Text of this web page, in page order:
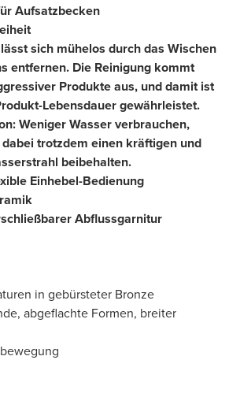
Aufsatzbecken
sich mühelos durch das Wischen
entfernen. Die Reinigung kommt
Produkte aus, und damit ist
Lebensdauer gewährleistet.
Weniger Wasser verbrauchen,
trotzdem einen kräftigen und
beibehalten.
Einhebel-Bedienung
Abflussgarnitur
in gebürsteter Bronze
abgeflachte Formen, breiter